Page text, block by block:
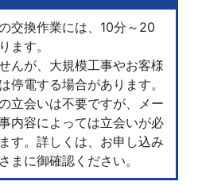
交換作業には、10分～20
ます。
んが、大規模工事やお客様
停電する場合があります。
立会いは不要ですが、メー
内容によっては立会いが必
す。詳しくは、お申し込み
まに御確認ください。